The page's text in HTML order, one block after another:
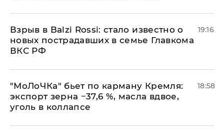
Взрыв в Balzi Rossi: стало известно о
новых пострадавших в семье Главкома
ВКС РФ
19:16
​"МоЛоЧКа" бьет по карману Кремля:
экспорт зерна −37,6 %, масла вдвое,
уголь в коллапсе
18:58